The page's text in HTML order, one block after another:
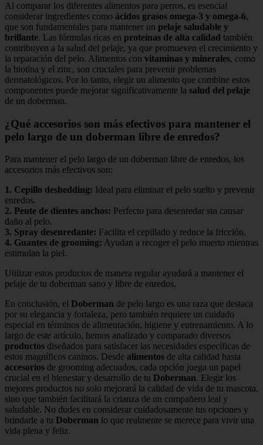
Al comparar los diferentes alimentos para perros, es esencial
considerar ingredientes como ácidos grasos omega-3 y omega-6,
que son fundamentales para mantener un pelaje saludable y
brillante. Las fórmulas ricas en proteínas de alta calidad también
contribuyen a la salud del pelaje, ya que promueven el crecimiento y
la reparación del pelo. Alimentos con vitaminas y minerales, como
la biotina y el zinc, son cruciales para prevenir problemas
dermatológicos. Por lo tanto, elegir un alimento que combine estos
componentes puede mejorar significativamente la salud del pelaje
de un doberman.
¿Qué accesorios son más efectivos para mantener el
pelo largo de un doberman libre de enredos?
Para mantener el pelo largo de un doberman libre de enredos, los
accesorios más efectivos son:
1. Cepillo deshedding: Ideal para eliminar el pelo suelto y prevenir
enredos.
2. Pente de dientes anchos: Perfecto para desenredar sin causar
daño al pelo.
3. Spray desenredante: Facilita el cepillado y reduce la fricción.
4. Guantes de grooming: Ayudan a recoger el pelo muerto mientras
estimulan la piel.
Utilizar estos productos de manera regular ayudará a mantener el
pelaje de tu doberman sano y libre de enredos.
En conclusión, el Doberman de pelo largo es una raza que destaca
por su elegancia y fortaleza, pero también requiere un cuidado
especial en términos de alimentación, higiene y entrenamiento. A lo
largo de este artículo, hemos analizado y comparado diversos
productos diseñados para satisfacer las necesidades específicas de
estos magníficos caninos. Desde alimentos de alta calidad hasta
accesorios de grooming adecuados, cada opción juega un papel
crucial en el bienestar y desarrollo de tu Doberman. Elegir los
mejores productos no solo mejorará la calidad de vida de tu mascota,
sino que también facilitará la crianza de un compañero leal y
saludable. No dudes en considerar cuidadosamente tus opciones y
brindarle a tu Doberman lo que realmente se merece para vivir una
vida plena y feliz.